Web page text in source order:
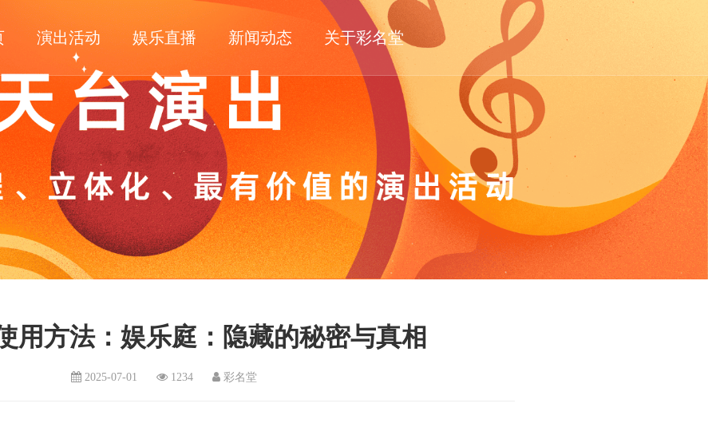
演出活动 娱乐直播 新闻动态 关于彩名堂
用方法：娱乐庭：隐藏的秘密与真相
2025-07-01 1234 彩名堂